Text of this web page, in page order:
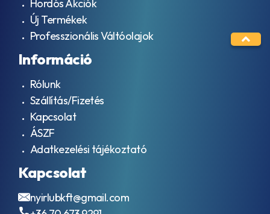
Hordós Akciók
Új Termékek
Professzionális Váltóolajok
Információ
Rólunk
Szállítás/Fizetés
Kapcsolat
ÁSZF
Adatkezelési tájékoztató
Kapcsolat
nyirlubkft@gmail.com